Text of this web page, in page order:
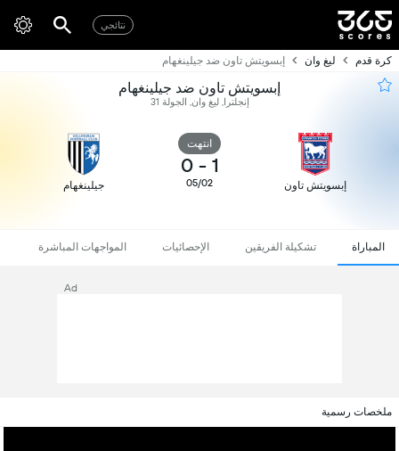
نتائجي
كرة قدم ليغ وان إبسويتش تاون ضد جيلينغهام
إبسويتش تاون ضد جيلينغهام
إنجلترا, ليغ وان, الجولة 31
إبسويتش تاون
انتهت
1
-
0
05/02 جيلينغهام
المباراة تشكيلة الفريقين الإحصائيات المواجهات المباشرة
Ad
ملخصات رسمية